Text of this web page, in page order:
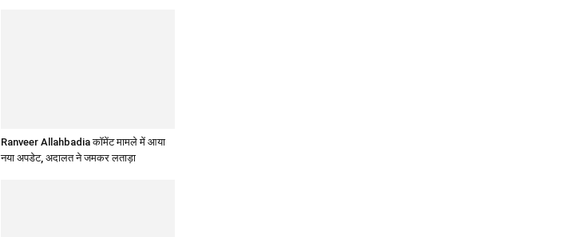
Ranveer Allahbadia कॉमेंट मामले में आया
नया अपडेट, अदालत ने जमकर लताड़ा